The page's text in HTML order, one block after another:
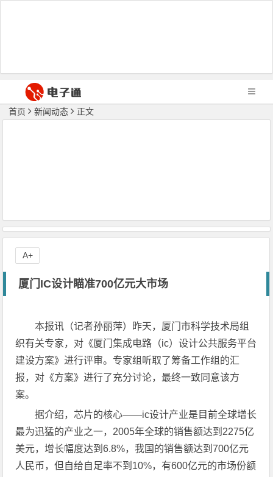
首页 新闻动态 正文
厦门IC设计瞄准700亿元大市场
本报讯（记者孙丽萍）昨天，厦门市科学技术局组
织有关专家，对《厦门集成电路（ic）设计公共服务平台
建设方案》进行评审。专家组听取了筹备工作组的汇
报，对《方案》进行了充分讨论，最终一致同意该方
案。
据介绍，芯片的核心——ic设计产业是目前全球增长
最为迅猛的产业之一，2005年全球的销售额达到2275亿
美元，增长幅度达到6.8%，我国的销售额达到700亿元
人民币，但自给自足率不到10%，有600亿元的市场份额
A+